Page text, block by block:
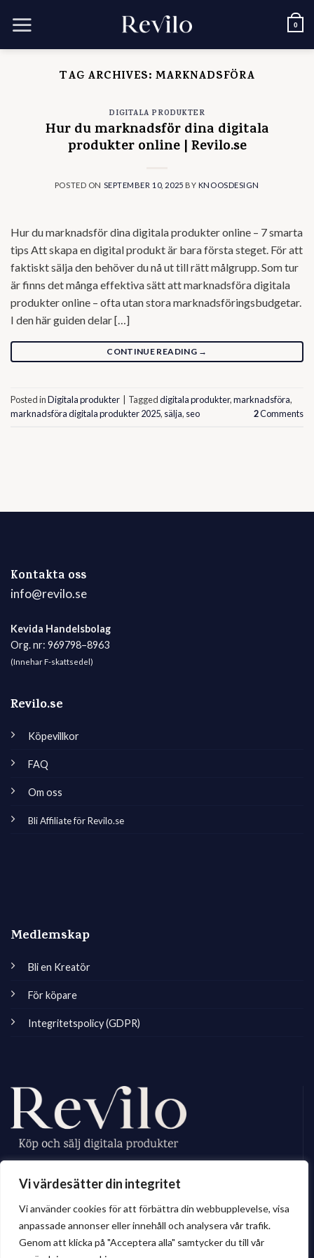
Vi värdesätter din integritet
Vi använder cookies för att förbättra din webbupplevelse, visa
anpassade annonser eller innehåll och analysera vår trafik.
Genom att klicka på "Acceptera alla" samtycker du till vår
0
TAG ARCHIVES:MARKNADSFÖRA
DIGITALA PRODUKTER
Hur du marknadsför dina digitala
produkter online | Revilo.se
POSTED ON SEPTEMBER 10, 2025 BY KNOOSDESIGN
Hur du marknadsför dina digitala produkter online – 7 smarta
tips Att skapa en digital produkt är bara första steget. För att
faktiskt sälja den behöver du nå ut till rätt målgrupp. Som tur
är finns det många effektiva sätt att marknadsföra digitala
produkter online – ofta utan stora marknadsföringsbudgetar.
I den här guiden delar […]
CONTINUE READING →
Posted inDigitala produkter Taggeddigitala produkter,marknadsföra,
marknadsföra digitala produkter 2025, sälja, seo 2Comments
erbjuder ett brett sortiment av digitalt material till privatperson och företag.
Kontakta oss
info@revilo.se
Kevida Handelsbolag
Org. nr: 969798–8963
(Innehar F-skattsedel)
Revilo.se
Köpevillkor
FAQ
Om oss
Bli Affiliate för Revilo.se
Medlemskap
Bli en Kreatör
För köpare
Integritetspolicy (GDPR)